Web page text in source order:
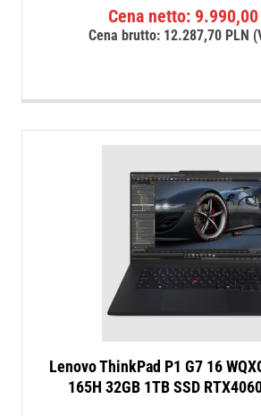
Cena netto: 9.990,00
Cena brutto: 12.287,70 PLN
Lenovo ThinkPad P1 G7 16
165H 32GB 1TB SSD